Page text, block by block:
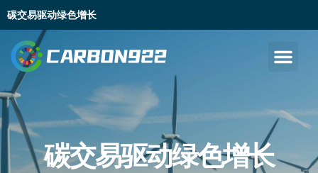
碳交易驱动绿色增长
碳交易驱动绿色增长